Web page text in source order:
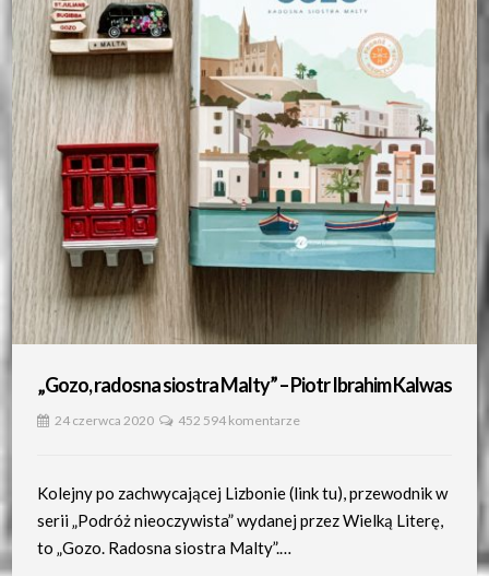
„Gozo, radosna siostra Malty” – Piotr Ibrahim Kalwas
24 czerwca 2020 452 594 komentarze
Kolejny po zachwycającej Lizbonie (link tu), przewodnik w
serii „Podróż nieoczywista” wydanej przez Wielką Literę,
to „Gozo. Radosna siostra Malty”.…